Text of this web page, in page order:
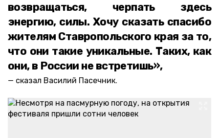
возвращаться, черпать здесь
энергию, силы. Хочу сказать спасибо
жителям Ставропольского края за то,
что они такие уникальные. Таких, как
они, в России не встретишь»,
сказал Василий Пасечник.